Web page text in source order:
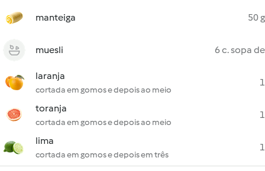
manteiga 50 g
muesli 6 c. sopa de
laranja
cortada em gomos e depois ao meio
1
toranja
cortada em gomos e depois ao meio
1
lima
cortada em gomos e depois em três
1